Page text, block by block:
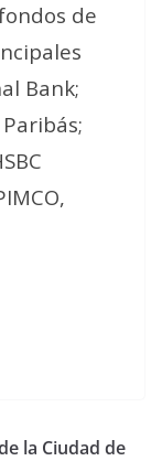
de
Bank;
la Ciudad de